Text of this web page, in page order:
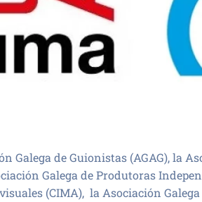
Galega de Guionistas (AGAG), la
Galega de Produtoras
(CIMA), la Asociación